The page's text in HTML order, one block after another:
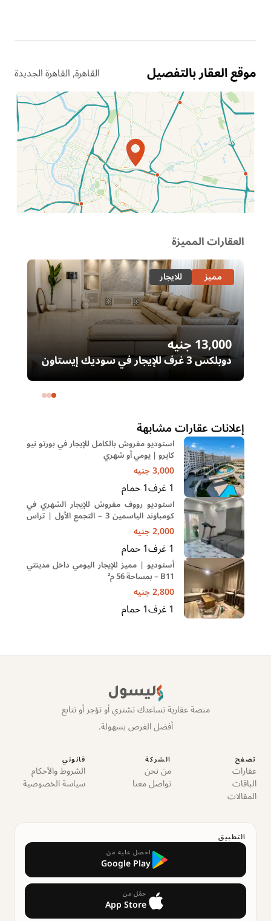
موقع العقار بالتفصيل القاهرة, القاهرة الجديدة
الموقع عل الخريطة
العقارات المميزة
مميز للايجار
13,000جنيه
دوبلكس 3 غرف للإيجار في سوديك إيستاون
– التجمع الخامس | غرفة ناني
إعلانات عقارات مشابهة
استوديو مفروش بالكامل للإيجار في بورتو نيو
كايرو | يومي أو شهري
3,000جنيه
1غرف1حمام
استوديو رووف مفروش للإيجار الشهري في
كومباوند الياسمين 3 – التجمع الأول | تراس
خاص ومكيف بالكامل
2,000جنيه
1غرف1حمام
أستوديو | مميز للإيجار اليومي داخل مدينتي
B11 – بمساحة 56 م²
2,800جنيه
1غرف1حمام
ليسول
منصة عقارية تساعدك تشتري أو تؤجر أو تتابع
أفضل الفرص بسهولة.
تصفح
عقارات
الباقات
المقالات
الشركة
من نحن
تواصل معنا
قانوني
الشروط والأحكام
سياسة الخصوصية
التطبيق
احصل عليه من
Google Play
حمّل من
App Store